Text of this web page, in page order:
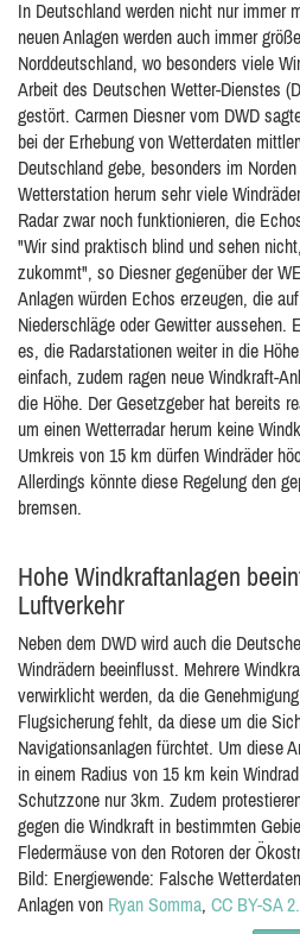
In Deutschland werden nicht nur immer
neuen Anlagen werden auch immer
Norddeutschland, wo besonders viele
Arbeit des Deutschen Wetter-Dienstes
gestört. Carmen Diesner vom DWD
bei der Erhebung von Wetterdaten
Deutschland gebe, besonders im
Wetterstation herum sehr viele
Radar zwar noch funktionieren, die
"Wir sind praktisch blind und sehen
zukommt", so Diesner gegenüber der
Anlagen würden Echos erzeugen, die
Niederschläge oder Gewitter aussehen.
es, die Radarstationen weiter in die
einfach, zudem ragen neue Windkraft-
die Höhe. Der Gesetzgeber hat bereits
um einen Wetterradar herum keine
Umkreis von 15 km dürfen Windräder
Allerdings könnte diese Regelung den
bremsen.
Hohe Windkraftanlagen
Luftverkehr
Neben dem DWD wird auch die
Windrädern beeinflusst. Mehrere
verwirklicht werden, da die
Flugsicherung fehlt, da diese um die
Navigationsanlagen fürchtet. Um diese
in einem Radius von 15 km kein
Schutzzone nur 3km. Zudem
gegen die Windkraft in bestimmten
Fledermäuse von den Rotoren der
Bild: Energiewende: Falsche
Anlagen von Ryan Somma, CC BY-SA